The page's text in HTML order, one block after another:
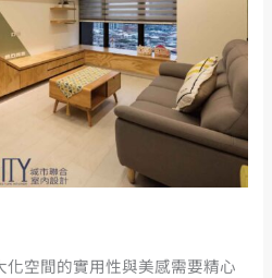
化空間的實用性與美感需要精心